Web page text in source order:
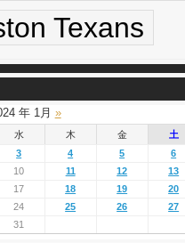
Texans
年 1月 »
水 木 金
土
3 4 5
6
10 11 12
13
17 18 19
20
24 25 26
27
31